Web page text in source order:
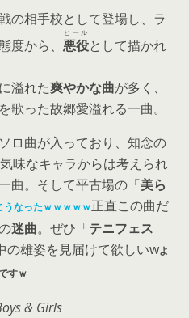
の相手校として登場し、ラ
度から、 悪役
ヒール
として描かれ
に溢れた爽やかな曲が多く、
歌った故郷愛溢れる一曲。
ロ曲が入っており、知念の
味なキャラからは考えられ
曲。そして平古場の「美ら
うなったｗｗｗｗｗ正直この曲だ
迷曲。ぜひ「テニフェス
の雄姿を見届けて欲しいwよ
すｗ
& Girls